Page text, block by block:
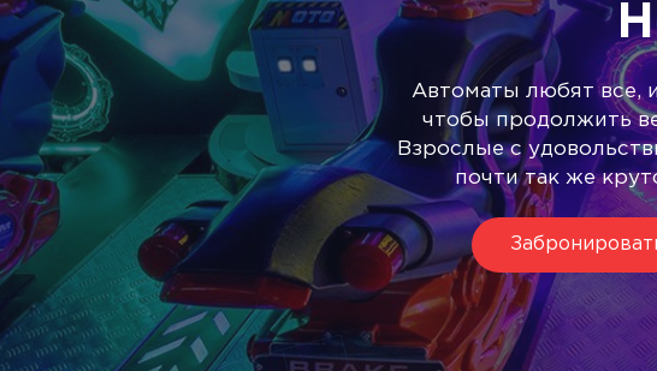
Автоматы любят все,
чтобы продолжить
Взрослые с
почти так же